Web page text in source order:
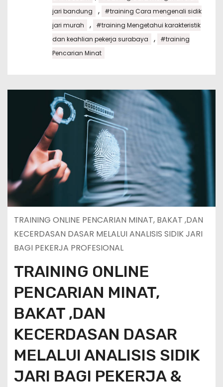
jari bandung
,
#training Cara mengenali sidik
jari murah
,
#training Mengetahui karakteristik
dan keahlian pekerja surabaya
,
#training
Pencarian Minat
TRAINING ONLINE PENCARIAN MINAT, BAKAT ,DAN
KECERDASAN DASAR MELALUI ANALISIS SIDIK JARI
BAGI PEKERJA PROFESIONAL
TRAINING ONLINE
PENCARIAN MINAT,
BAKAT ,DAN
KECERDASAN DASAR
MELALUI ANALISIS SIDIK
JARI BAGI PEKERJA &